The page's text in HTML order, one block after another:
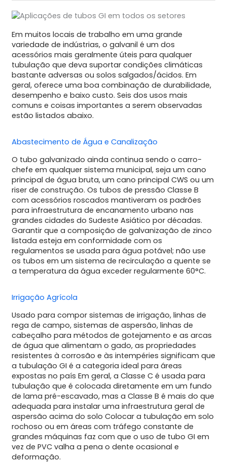
Em muitos locais de trabalho em uma grande
variedade de indústrias, o galvanil é um dos
acessórios mais geralmente úteis para qualquer
tubulação que deva suportar condições climáticas
bastante adversas ou solos salgados/ácidos. Em
geral, oferece uma boa combinação de durabilidade,
desempenho e baixo custo. Seis dos usos mais
comuns e coisas importantes a serem observadas
estão listados abaixo.
Abastecimento de Água e Canalização
O tubo galvanizado ainda continua sendo o carro-
chefe em qualquer sistema municipal, seja um cano
principal de água bruta, um cano principal CWS ou um
riser de construção. Os tubos de pressão Classe B
com acessórios roscados mantiveram os padrões
para infraestrutura de encanamento urbano nas
grandes cidades do Sudeste Asiático por décadas.
Garantir que a composição de galvanização de zinco
listada esteja em conformidade com os
regulamentos se usada para água potável; não use
os tubos em um sistema de recirculação a quente se
a temperatura da água exceder regularmente 60°C.
Irrigação Agrícola
Usado para compor sistemas de irrigação, linhas de
rega de campo, sistemas de aspersão, linhas de
cabeçalho para métodos de gotejamento e as arcas
de água que alimentam o gado, as propriedades
resistentes à corrosão e às intempéries significam que
a tubulação GI é a categoria ideal para áreas
expostas no país Em geral, a Classe C é usada para
tubulação que é colocada diretamente em um fundo
de lama pré-escavado, mas a Classe B é mais do que
adequada para instalar uma infraestrutura geral de
aspersão acima do solo Colocar a tubulação em solo
rochoso ou em áreas com tráfego constante de
grandes máquinas faz com que o uso de tubo GI em
vez de PVC valha a pena o dente ocasional e
deformação.